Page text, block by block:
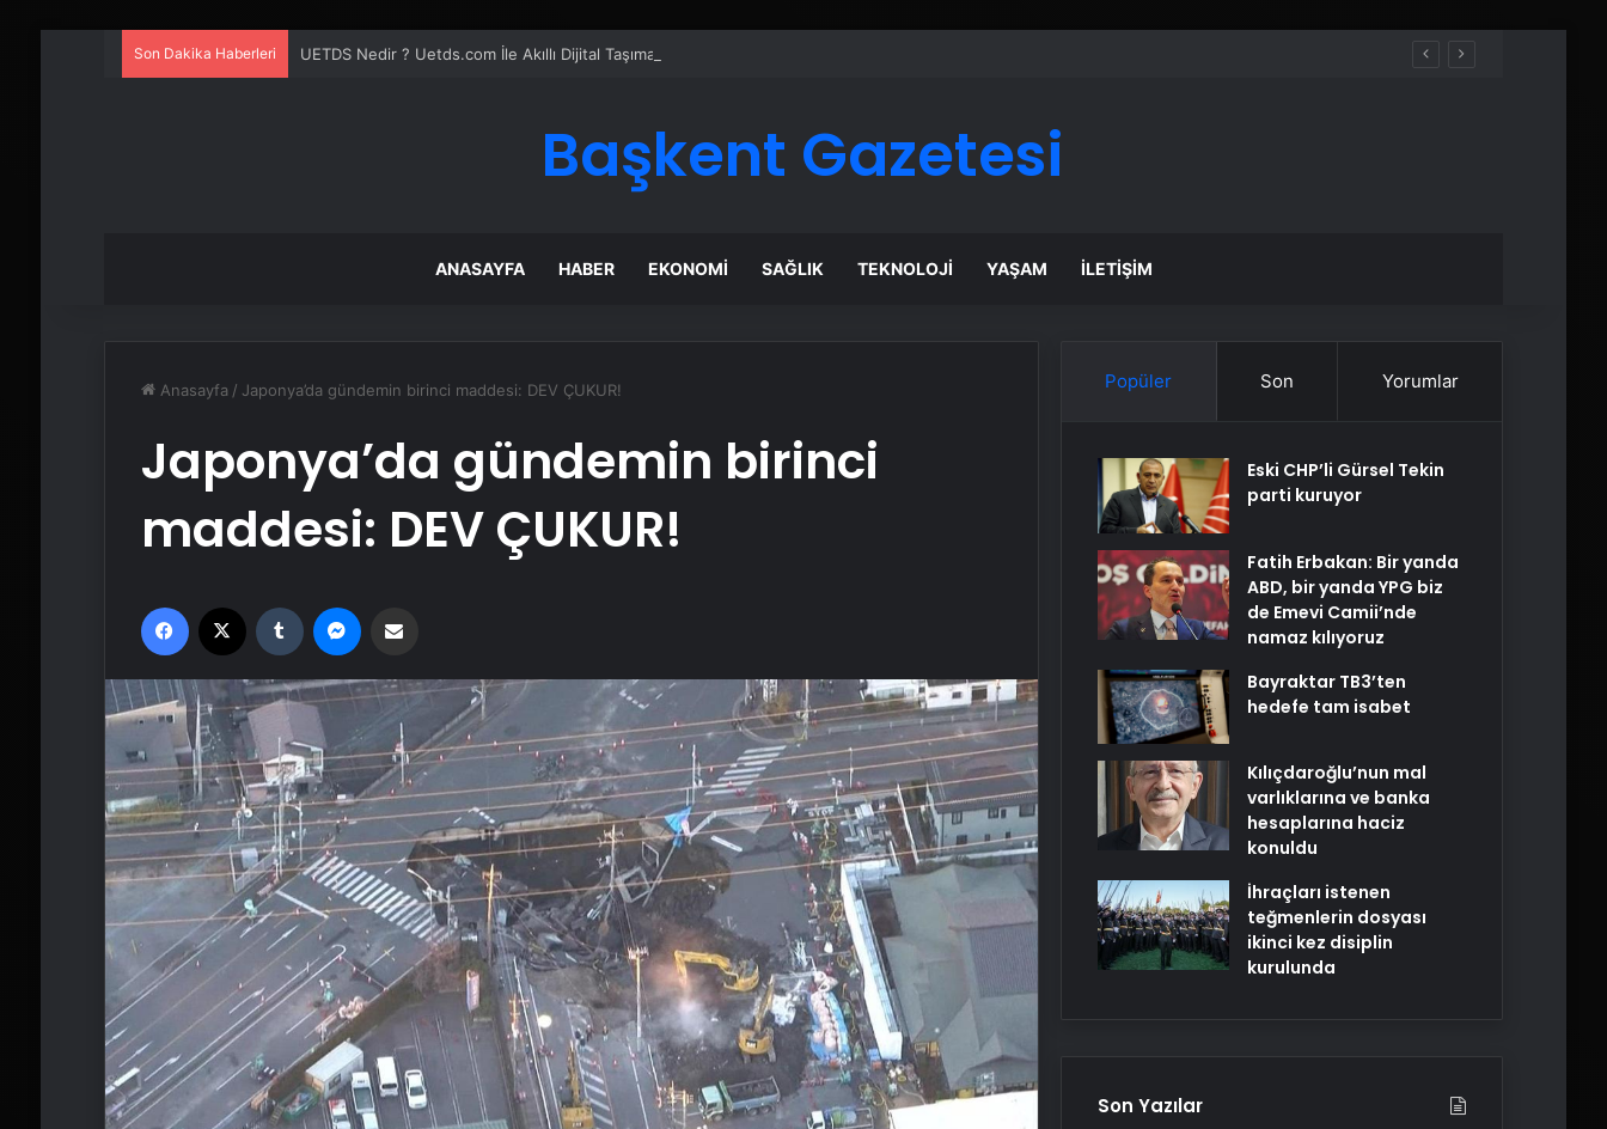
Son Dakika Haberleri UETDS Nedir ? Uetds.com İle Akıllı Dijital Taşımacılık Yazılımı
Başkent Gazetesi
ANASAYFA HABER EKONOMI SAĞLIK TEKNOLOJI YAŞAM İLETIŞIM
Anasayfa / Japonya’da gündemin birinci maddesi: DEV ÇUKUR!
Japonya’da gündemin birinci
maddesi: DEV ÇUKUR!
Facebook Tumblr
Popüler Son Yorumlar
Eski CHP’li Gürsel Tekin
parti kuruyor
Fatih Erbakan: Bir yanda
ABD, bir yanda YPG biz
de Emevi Camii’nde
namaz kılıyoruz
Bayraktar TB3’ten
hedefe tam isabet
Kılıçdaroğlu’nun mal
varlıklarına ve banka
hesaplarına haciz
konuldu
İhraçları istenen
teğmenlerin dosyası
ikinci kez disiplin
kurulunda
Son Yazılar